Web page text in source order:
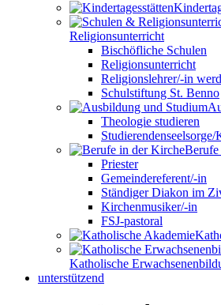
Religionsunterricht
Bischöfliche Schulen
Religionsunterricht
Religionslehrer/-in
Schulstiftung St. Benno
Theologie studieren
Studierendenseelsorge/
Priester
Gemeindereferent/-in
Ständiger Diakon im
Kirchenmusiker/-in
FSJ-pastoral
Katholische
unterstützend